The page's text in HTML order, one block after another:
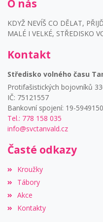
O nás
KDYŽ NEVÍŠ CO DĚLAT,
MALÉ I VELKÉ, STŘEDISKO
Kontakt
Středisko volného času
Protifašistických bojovníků
IČ: 75121557
Bankovní spojení: 19-
Tel.: 778 158 035
info@svctanvald.cz
Časté odkazy
Kroužky
Tábory
Akce
Kontakty